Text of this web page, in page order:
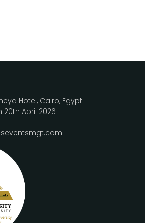
Hotel, Cairo, Egypt
20th April 2026